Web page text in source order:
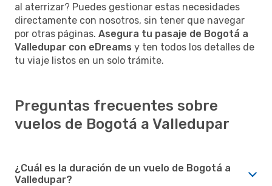
al aterrizar? Puedes gestionar estas necesidades
directamente con nosotros, sin tener que navegar
por otras páginas. Asegura tu pasaje de Bogotá a
Valledupar con eDreams y ten todos los detalles de
tu viaje listos en un solo trámite.
Preguntas frecuentes sobre
vuelos de Bogotá a Valledupar
¿Cuál es la duración de un vuelo de Bogotá a
Valledupar?